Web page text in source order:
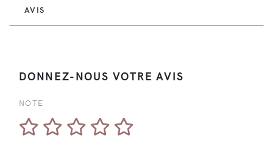
AVIS
DONNEZ-NOUS VOTRE AVIS
NOTE